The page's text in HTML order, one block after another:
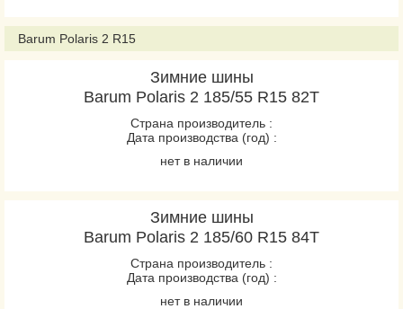
Barum Polaris 2 R15
Зимние шины
Barum Polaris 2 185/55 R15 82T
Страна производитель :
Дата производства (год) :
нет в наличии
Зимние шины
Barum Polaris 2 185/60 R15 84T
Страна производитель :
Дата производства (год) :
нет в наличии